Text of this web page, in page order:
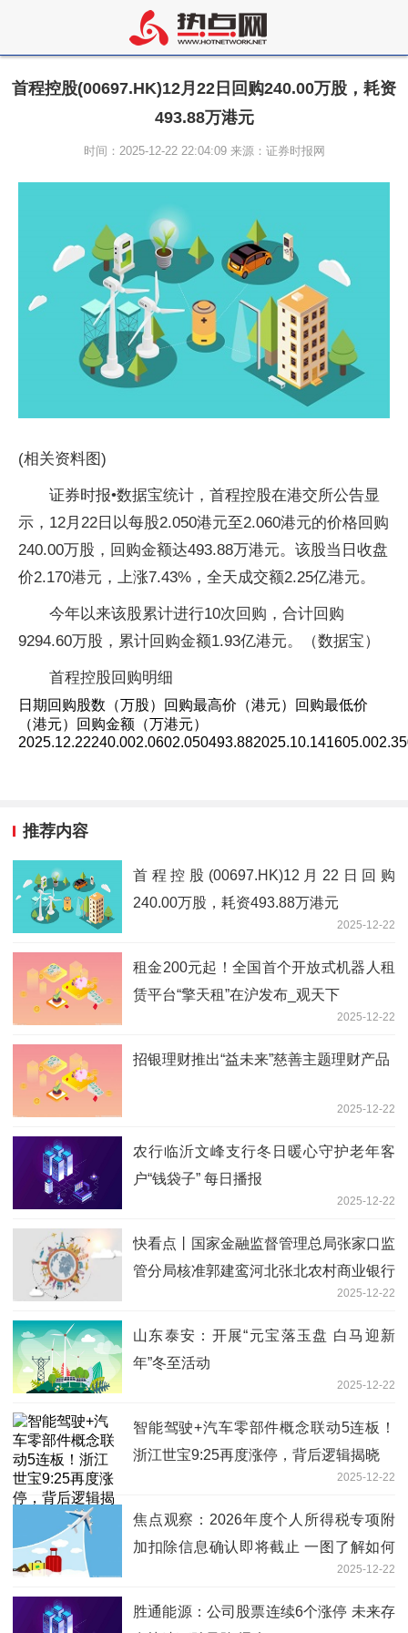
首程控股(00697.HK)12月22日回购240.00万股，耗资
493.88万港元
时间：2025-12-22 22:04:09 来源：证券时报网
(相关资料图)
证券时报•数据宝统计，首程控股在港交所公告显
示，12月22日以每股2.050港元至2.060港元的价格回购
240.00万股，回购金额达493.88万港元。该股当日收盘
价2.170港元，上涨7.43%，全天成交额2.25亿港元。
今年以来该股累计进行10次回购，合计回购
9294.60万股，累计回购金额1.93亿港元。（数据宝）
首程控股回购明细
日期回购股数（万股）回购最高价（港元）回购最低价
（港元）回购金额（万港元）
推荐内容
首程控股(00697.HK)12月22日回购
240.00万股，耗资493.88万港元
2025-12-22
租金200元起！全国首个开放式机器人租
赁平台“擎天租”在沪发布_观天下
2025-12-22
招银理财推出“益未来”慈善主题理财产品
2025-12-22
农行临沂文峰支行冬日暖心守护老年客
户“钱袋子” 每日播报
2025-12-22
快看点丨国家金融监督管理总局张家口监
管分局核准郭建鸾河北张北农村商业银行
2025-12-22
山东泰安：开展“元宝落玉盘 白马迎新
年”冬至活动
2025-12-22
智能驾驶+汽车零部件概念联动5连板！
浙江世宝9:25再度涨停，背后逻辑揭晓
2025-12-22
焦点观察：2026年度个人所得税专项附
加扣除信息确认即将截止 一图了解如何
2025-12-22
胜通能源：公司股票连续6个涨停 未来存